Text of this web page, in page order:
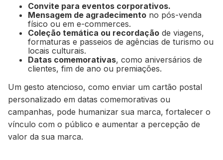
Convite para eventos corporativos.
Mensagem de agradecimento no pós-venda
físico ou em e-commerces.
Coleção temática ou recordação de viagens,
formaturas e passeios de agências de turismo ou
locais culturais.
Datas comemorativas, como aniversários de
clientes, fim de ano ou premiações.
Um gesto atencioso, como enviar um cartão postal
personalizado em datas comemorativas ou
campanhas, pode humanizar sua marca, fortalecer o
vínculo com o público e aumentar a percepção de
valor da sua marca.